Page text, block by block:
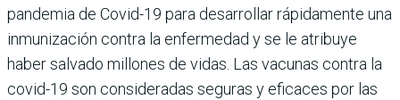
pandemia de Covid-19 para desarrollar rápidamente una
inmunización contra la enfermedad y se le atribuye
haber salvado millones de vidas. Las vacunas contra la
covid-19 son consideradas seguras y eficaces por las